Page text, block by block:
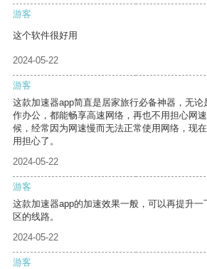
游客
这个软件很好用
2024-05-22
游客
这款加速器app简直是居家旅行必备神器，无
作办公，都能畅享高速网络，再也不用担心网
候，经常因为网速慢而无法正常使用网络，现
用担心了。
2024-05-22
游客
这款加速器app的加速效果一般，可以再提升
区的线路。
2024-05-22
游客